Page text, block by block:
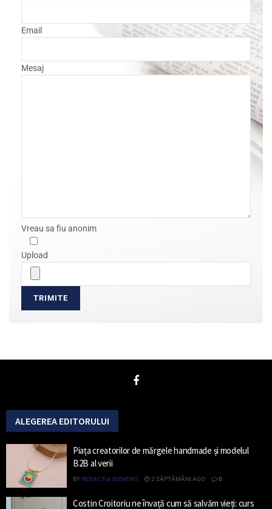
Email
Mesaj
Vreau sa fiu anonim
Upload
ALEGEREA EDITORULUI
Piața creatorilor de mărgele handmade și modelul
B2B al verii
BYREDACȚIA BIZNEWS 2 SĂPTĂMÂNI AGO 0
Costin Croitoriu ne învață cum să salvăm vieți: curs